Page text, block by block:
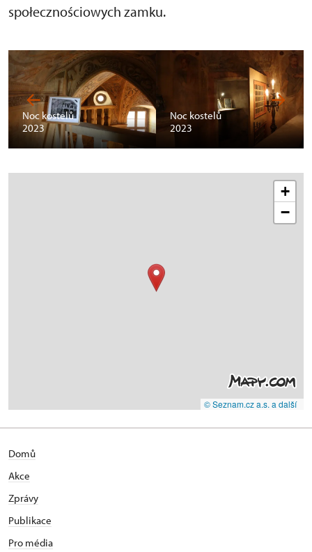
społecznościowych zamku.
Noc kostelů
2023
Noc kostelů
2023
+
−
© Seznam.cz a.s. a další
Domů
Akce
Zprávy
Publikace
Pro média